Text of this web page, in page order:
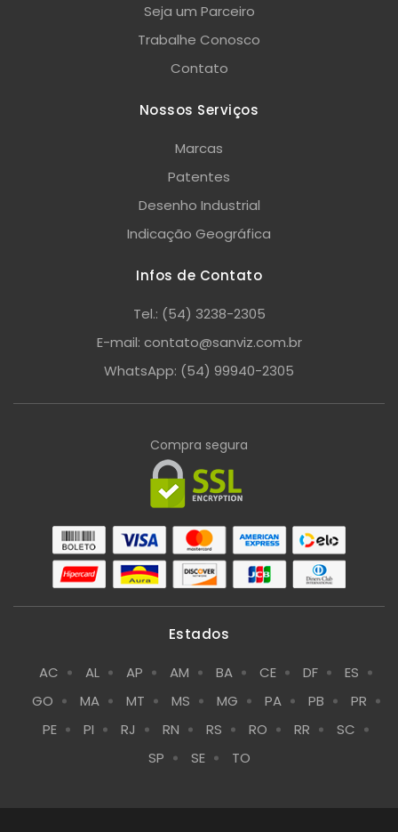
Seja um Parceiro
Trabalhe Conosco
Contato
Nossos Serviços
Marcas
Patentes
Desenho Industrial
Indicação Geográfica
Infos de Contato
Tel.: (54) 3238-2305
E-mail: contato@sanviz.com.br
WhatsApp: (54) 99940-2305
Compra segura
Estados
AC AL AP AM BA CE DF
ES
GO
MA MT MS MG PA PB
PR
PE
PI RJ RN RS RO RR
SC
SP
SE TO